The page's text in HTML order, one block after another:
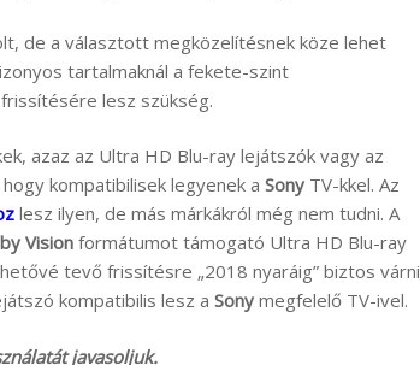
de a választott megközelítésnek köze lehet
tartalmaknál a fekete-szint
lesz szükség.
azaz az Ultra HD Blu-ray lejátszók vagy az
kompatibilisek legyenek a Sony TV-kkel. Az
lesz ilyen, de más márkákról még nem tudni. A
Visionformátumot támogató Ultra HD Blu-ray
tevő frissítésre „2018 nyaráig” biztos várni
kompatibilis lesz a Sony megfelelő TV-ivel.
javasoljuk.